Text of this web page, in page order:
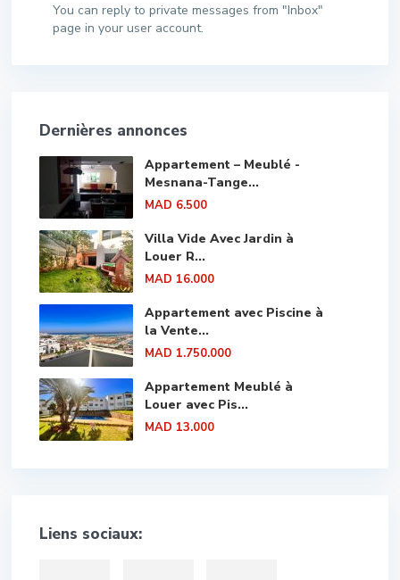
You can reply to private messages from "Inbox"
page in your user account.
Dernières annonces
Appartement – Meublé -
Mesnana-Tange...
MAD 6.500
Villa Vide Avec Jardin à
Louer R...
MAD 16.000
Appartement avec Piscine à
la Vente...
MAD 1.750.000
Appartement Meublé à
Louer avec Pis...
MAD 13.000
Liens sociaux: